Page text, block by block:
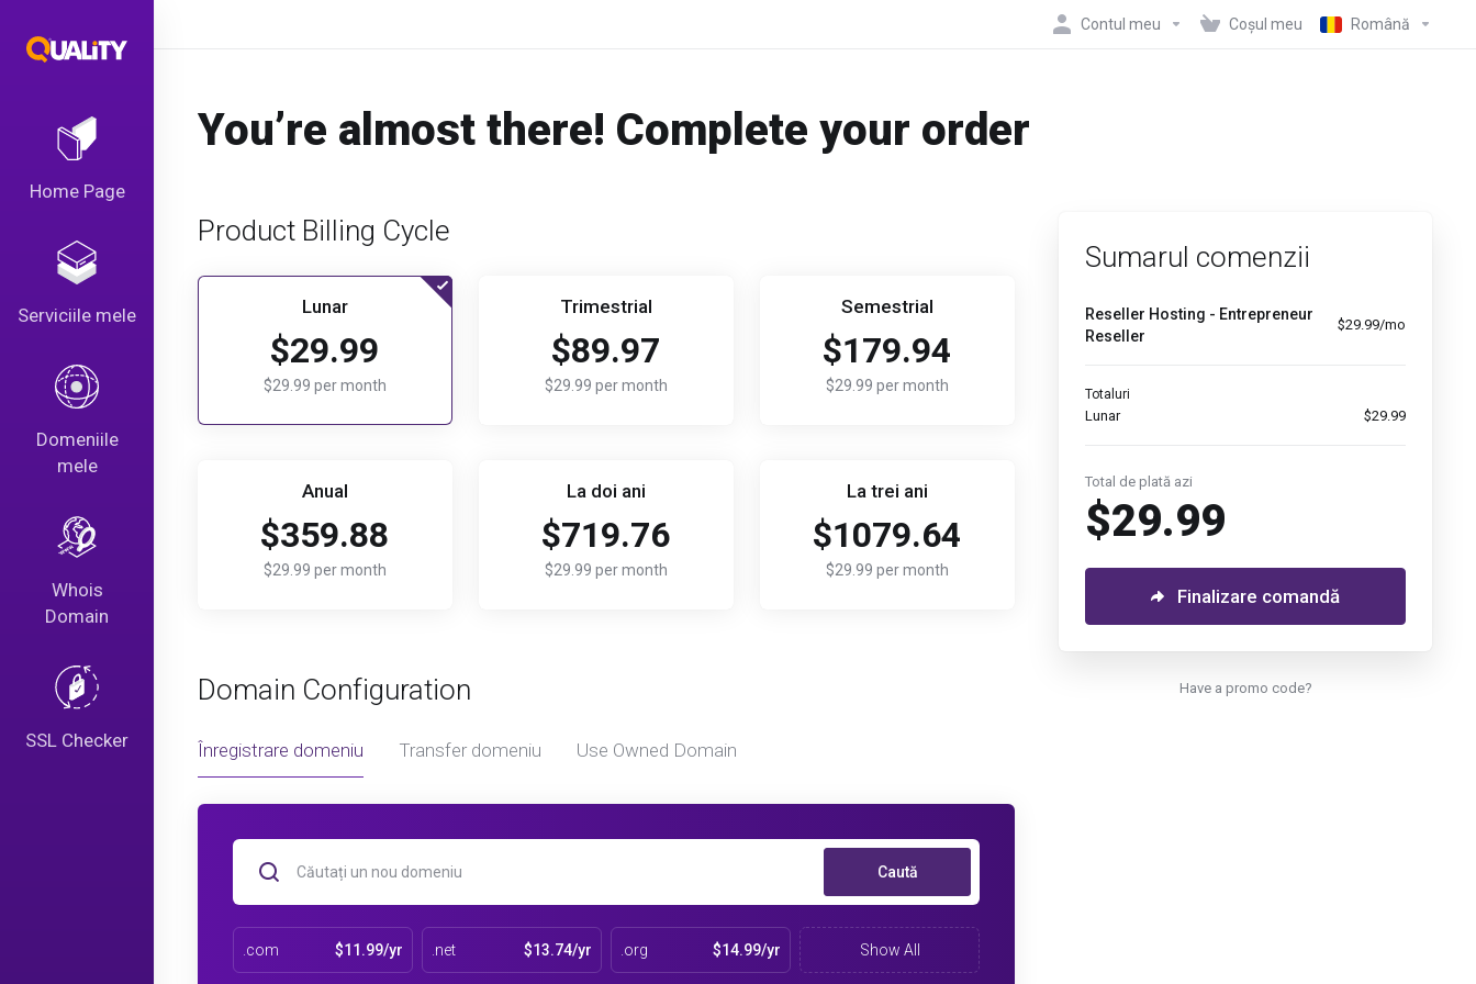
Home Page
Serviciile mele
Domeniile
mele
Whois
Domain
SSL Checker
Contul meu Coșul meu Română
You’re almost there! Complete your order
Product Billing Cycle
Lunar
$29.99
$29.99 per month
Trimestrial
$89.97
$29.99 per month
Semestrial
$179.94
$29.99 per month
Anual
$359.88
$29.99 per month
La doi ani
$719.76
$29.99 per month
La trei ani
$1079.64
$29.99 per month
Domain Configuration
Înregistrare domeniu Transfer domeniu Use Owned Domain
Caută
.com $11.99/yr .net $13.74/yr .org $14.99/yr Show All
Sumarul comenzii
Reseller Hosting - Entrepreneur
Reseller
$29.99/mo
Totaluri
Lunar $29.99
Total de plată azi
$29.99
Finalizare comandă
Have a promo code?